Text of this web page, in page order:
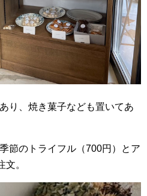
り、焼き菓子なども置いてあ
節のトライフル（700円）とア
。